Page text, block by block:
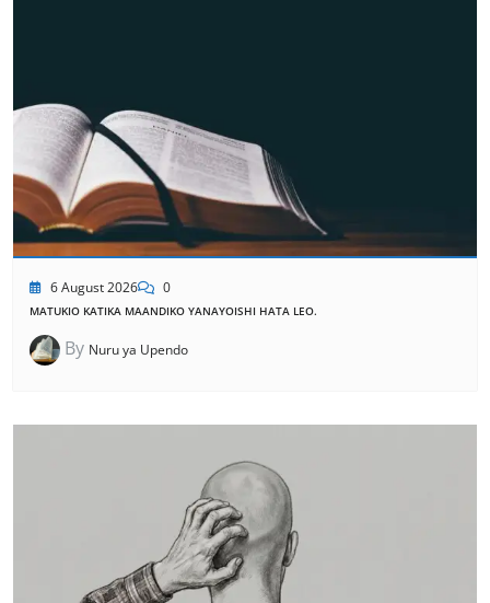
6 August 2026 0
MATUKIO KATIKA MAANDIKO YANAYOISHI HATA LEO.
By Nuru ya Upendo